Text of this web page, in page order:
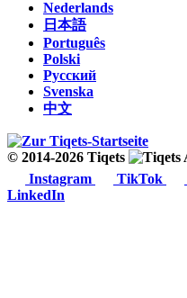
Nederlands
日本語
Português
Polski
Русский
Svenska
中文
© 2014-2026 Tiqets
Instagram
TikTok
LinkedIn